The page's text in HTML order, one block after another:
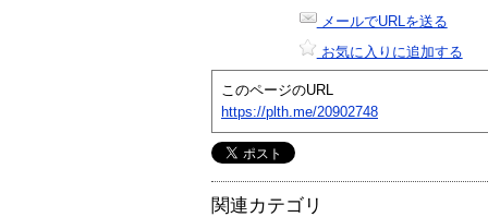
メールでURLを送る
お気に入りに追加する
このページのURL
https://plth.me/20902748
関連カテゴリ